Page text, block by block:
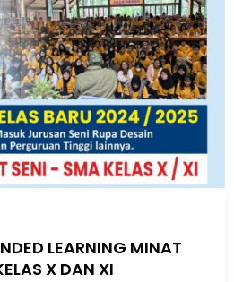
LEARNING MINAT
X DAN XI